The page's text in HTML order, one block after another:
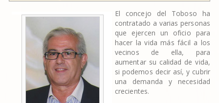
El concejo del Toboso ha
contratado a varias personas
que ejercen un oficio para
hacer la vida más fácil a los
vecinos de ella, para
aumentar su calidad de vida,
si podemos decir así, y cubrir
una demanda y necesidad
crecientes.